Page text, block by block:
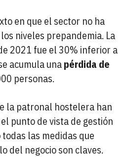
en que el sector no ha
niveles prepandemia. La
2021 fue el 30% inferior a
acumula unapérdida de
personas.
la patronal hostelera han
punto de vista de gestión
las medidas que
del negocio son claves.